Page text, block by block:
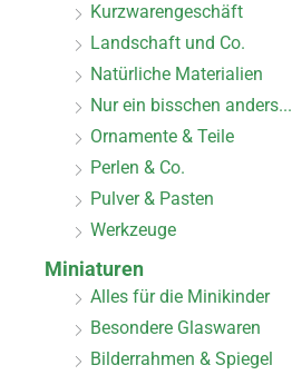
Kurzwarengeschäft
Landschaft und Co.
Natürliche Materialien
Nur ein bisschen anders...
Ornamente & Teile
Perlen & Co.
Pulver & Pasten
Werkzeuge
Miniaturen
Alles für die Minikinder
Besondere Glaswaren
Bilderrahmen & Spiegel